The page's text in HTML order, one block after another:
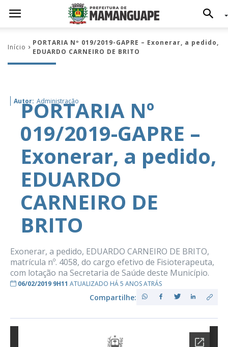
Início
PORTARIA Nº 019/2019-GAPRE – Exonerar, a pedido,
EDUARDO CARNEIRO DE BRITO
Autor: Administração
PORTARIA Nº
019/2019-GAPRE –
Exonerar, a pedido,
EDUARDO
CARNEIRO DE
BRITO
Exonerar, a pedido, EDUARDO CARNEIRO DE BRITO,
matrícula nº. 4058, do cargo efetivo de Fisioterapeuta,
com lotação na Secretaria de Saúde deste Município.
06/02/2019 9H11 ATUALIZADO HÁ 5 ANOS ATRÁS
Compartilhe: